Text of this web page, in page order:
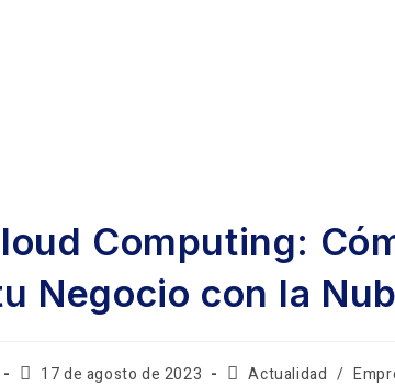
Computing:
Negocio con la
17 de agosto de 2023 Actualidad /